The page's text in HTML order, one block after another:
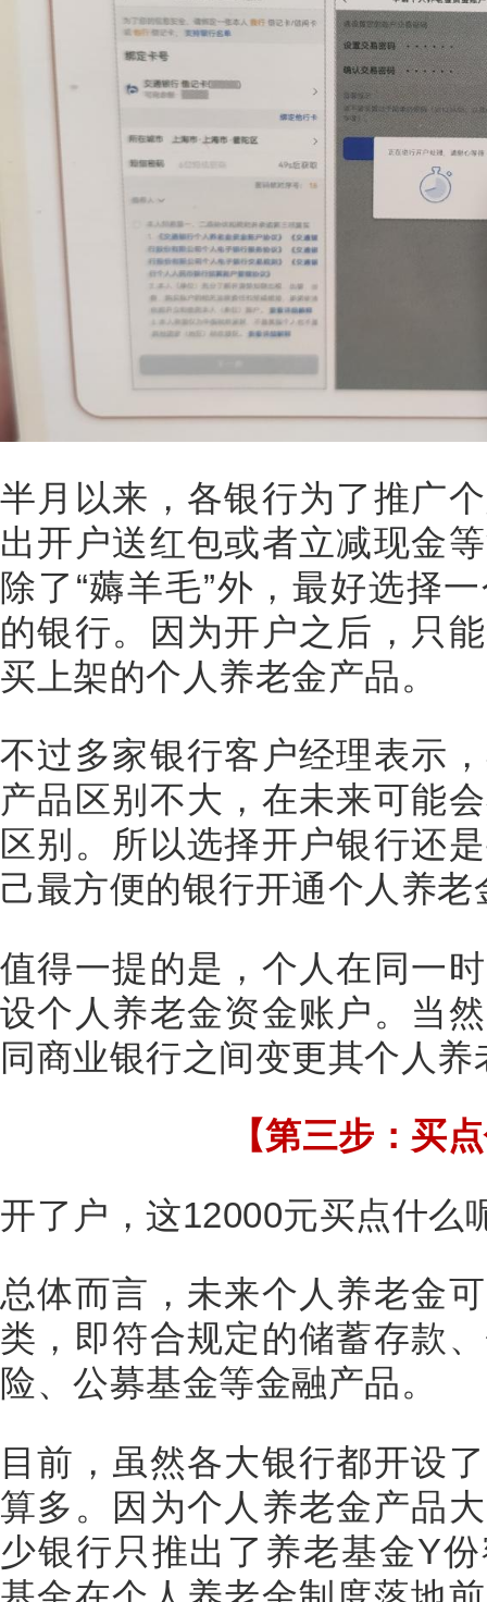
半月以来，各银行为了推广
出开户送红包或者立减现金
除了“薅羊毛”外，最好选择
的银行。因为开户之后，只
买上架的个人养老金产品。
不过多家银行客户经理表示
产品区别不大，在未来可能
区别。所以选择开户银行还
己最方便的银行开通个人养
值得一提的是，个人在同一
设个人养老金资金账户。当
同商业银行之间变更其个人
【第三步：买
开了户，这12000元买点什么
总体而言，未来个人养老金
类，即符合规定的储蓄存款
险、公募基金等金融产品。
目前，虽然各大银行都开设
算多。因为个人养老金产品
少银行只推出了养老基金Y